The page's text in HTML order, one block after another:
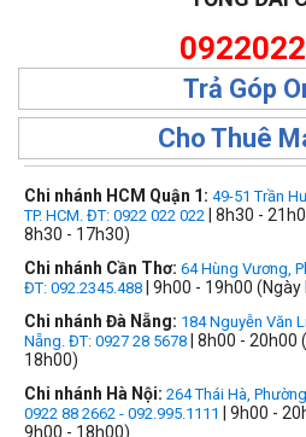
Trả Góp
Cho Thuê
Chi nhánh HCM Quận 1: 49-51 Trần
TP. HCM. ĐT: 0922 022 022 | 8h30 -
8h30 - 17h30)
Chi nhánh Cần Thơ: 64 Hùng Vương,
ĐT: 092.2345.488 | 9h00 - 19h00
Chi nhánh Đà Nẵng: 184 Nguyễn Văn
Nẵng. ĐT: 0927 28 5678 | 8h00 - 20h00
18h00)
Chi nhánh Hà Nội: 264 Thái Hà,
0922 88 2662 - 092.995.1111
| 9h00 -
9h00 - 18h00)